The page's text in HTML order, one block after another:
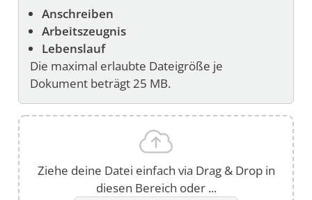
oder
Stunde
dazu
angeben.
Anschreiben
Arbeitszeugnis
Lebenslauf
Die maximal erlaubte Dateigröße je
Dokument beträgt 25 MB.
Ziehe deine Datei einfach via Drag & Drop in
diesen Bereich oder ...